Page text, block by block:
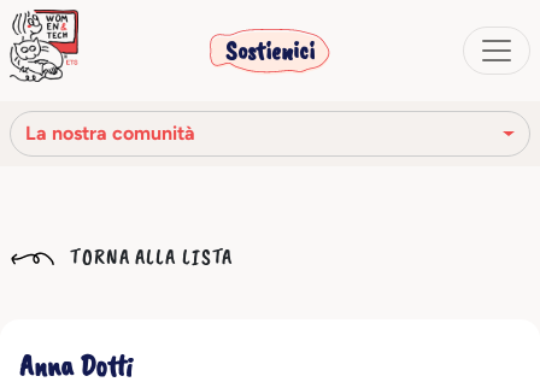
Sostienici
La nostra comunità
La nostra storia
TORNA ALLA LISTA
Anna Dotti